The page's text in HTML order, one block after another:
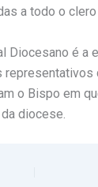
a todo o
Diocesano é a
representativos
o Bispo em
diocese.